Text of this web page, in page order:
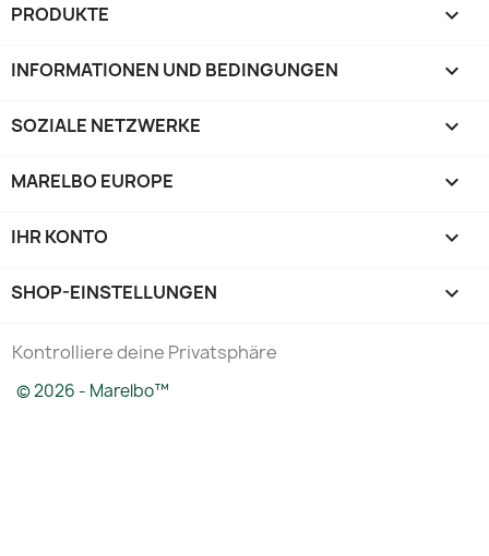
PRODUKTE 
INFORMATIONEN UND BEDINGUNGEN 
SOZIALE NETZWERKE 
MARELBO EUROPE 
IHR KONTO 
SHOP-EINSTELLUNGEN keyboard_arrow_down
Kontrolliere deine Privatsphäre
© 2026 - Marelbo™